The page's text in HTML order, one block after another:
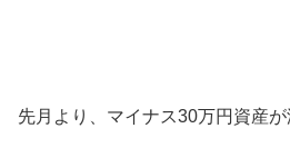
先月より、マイナス30万円資産が